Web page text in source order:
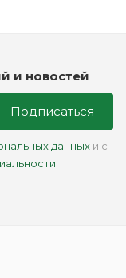
и новостей
Подписаться
данныхи с